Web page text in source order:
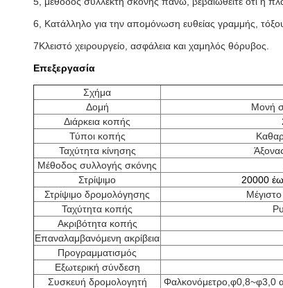
6, Κατάλληλο για την απομόνωση ευθείας γραμμής,
7Κλειστό χειρουργείο, ασφάλεια και χαμηλός θόρυβος.
Επεξεργασία
Σχήμα
Δομή
Μονή
Διάρκεια κοπής
Τύποι κοπής
Ταχύτητα κίνησης
Μέθοδος συλλογής σκόνης
Στρίψιμο
20000
Στρίψιμο δρομολόγησης
Ταχύτητα κοπής
Ακριβότητα κοπής
Επαναλαμβανόμενη ακρίβεια
Προγραμματισμός
Εξωτερική σύνδεση
Συσκευή δρομολογητή
Φαλκονόμετρο,φ0,8~φ3,0